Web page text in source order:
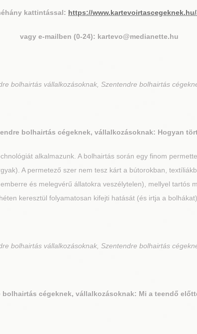
kattintással: https://
vagy e-mailben (0-24): kartevo@medianette.hu
bolhairtás vállalkozásoknak, Szentendre bolhairtás
bolhairtás cégeknek, vállalkozásoknak: Hogyan
alkalmazunk. A bolhairtás során egy finom
A permetező szer nem tesz kárt a bútorokban,
és melegvérű állatokra veszélytelen), mellyel tartós
héten keresztül folyamatosan kifejti hatását (és irtja a bolhákat).
bolhairtás vállalkozásoknak, Szentendre bolhairtás
bolhairtás cégeknek, vállalkozásoknak: Mi a teendő